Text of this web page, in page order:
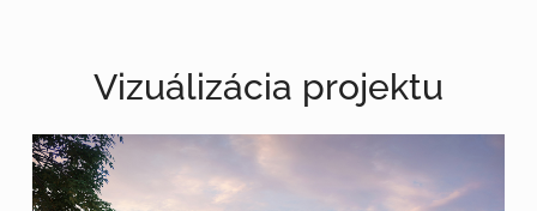
Vizuálizácia projektu